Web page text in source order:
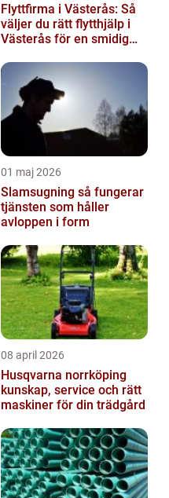
Flyttfirma i Västerås: Så
väljer du rätt flytthjälp i
Västerås för en smidig
01 maj 2026
Slamsugning så fungerar
tjänsten som håller
avloppen i form
08 april 2026
Husqvarna norrköping
kunskap, service och rätt
maskiner för din trädgård